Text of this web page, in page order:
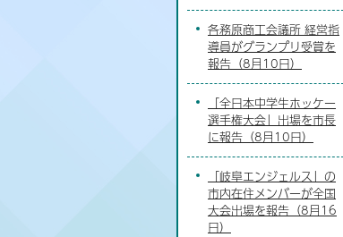
各務原商工会議所 経営指
導員がグランプリ受賞を
報告（8月10日）
「全日本中学生ホッケー
選手権大会」出場を市長
に報告（8月10日）
「岐阜エンジェルス」の
市内在住メンバーが全国
大会出場を報告（8月16
日）